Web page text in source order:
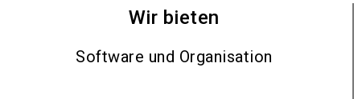
Wir bieten
Software und Organisation